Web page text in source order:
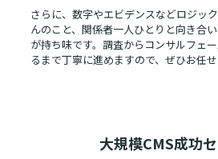
さらに、数字やエビデンスなどロジッ
んのこと、関係者一人ひとりと向き合
が持ち味です。調査からコンサルフェ
るまで丁寧に進めますので、ぜひお任せ
大規模CMS成功